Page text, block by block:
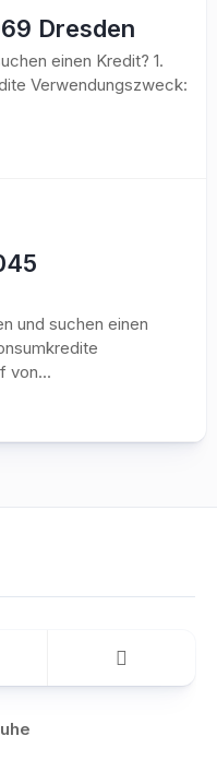
Dresden
einen Kredit? 1.
Verwendungszweck:
und suchen einen
von...